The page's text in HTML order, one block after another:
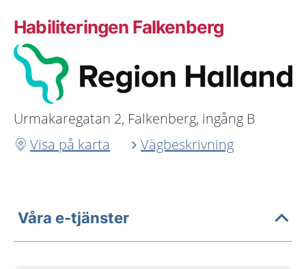
Habiliteringen Falkenberg
Urmakaregatan 2, Falkenberg, ingång B
Visa på karta
Vägbeskrivning
Våra e-tjänster